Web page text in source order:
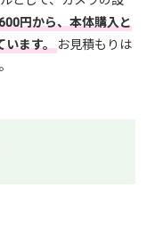
円から、本体購入と
います。お見積もりは